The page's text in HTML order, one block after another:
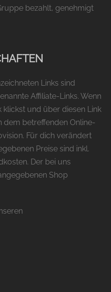
bezahlt, genehmigt
Links sind
Affiliate-Links. Wenn
und über diesen Link
dem betreffenden Online-
Für dich verändert
Preise sind inkl.
Der bei uns
Shop